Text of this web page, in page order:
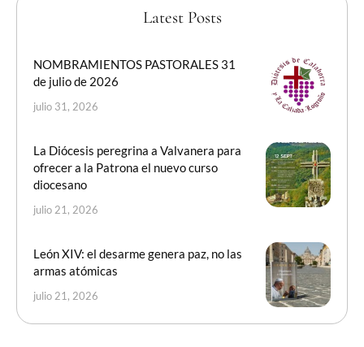
Latest Posts
NOMBRAMIENTOS PASTORALES 31
de julio de 2026
julio 31, 2026
La Diócesis peregrina a Valvanera para
ofrecer a la Patrona el nuevo curso
diocesano
julio 21, 2026
León XIV: el desarme genera paz, no las
armas atómicas
julio 21, 2026